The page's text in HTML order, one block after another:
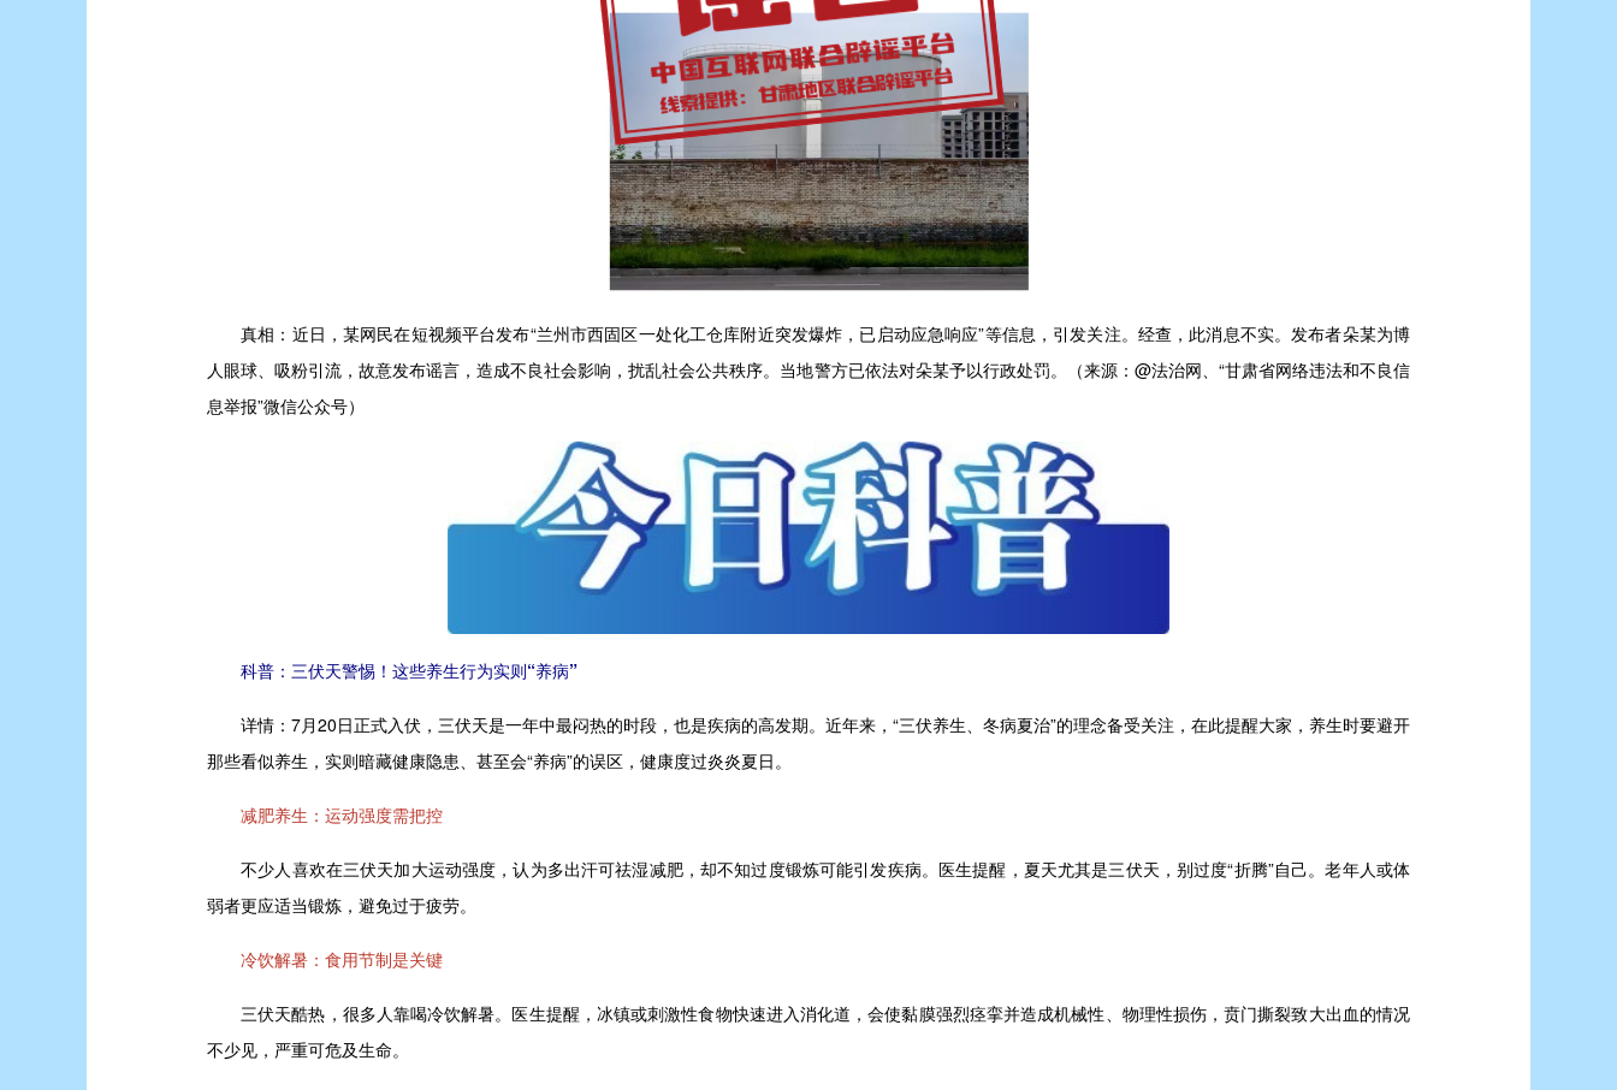
真相： 近日，某网民在短视频平台发布“兰州市西固区一处化工仓库附近突发爆炸，已启动应急响应”等信息，引发关注。经查，此消息不实。发布者朵某为博
人眼球、吸粉引流，故意发布谣言，造成不良社会影响，扰乱社会公共秩序。当地警方已依法对朵某予以行政处罚。（来源：@法治网、“甘肃省网络违法和不良信
息举报”微信公众号）
科普：三伏天警惕！这些养生行为实则“养病”
详情： 7月20日正式入伏，三伏天是一年中最闷热的时段，也是疾病的高发期。近年来，“三伏养生、冬病夏治”的理念备受关注，在此提醒大家，养生时要避开
那些看似养生，实则暗藏健康隐患、甚至会“养病”的误区，健康度过炎炎夏日。
减肥养生：运动强度需把控
不少人喜欢在三伏天加大运动强度，认为多出汗可祛湿减肥，却不知过度锻炼可能引发疾病。医生提醒，夏天尤其是三伏天，别过度“折腾”自己。老年人或体
弱者更应适当锻炼，避免过于疲劳。
冷饮解暑：食用节制是关键
三伏天酷热，很多人靠喝冷饮解暑。医生提醒，冰镇或刺激性食物快速进入消化道，会使黏膜强烈痉挛并造成机械性、物理性损伤，贲门撕裂致大出血的情况
不少见，严重可危及生命。